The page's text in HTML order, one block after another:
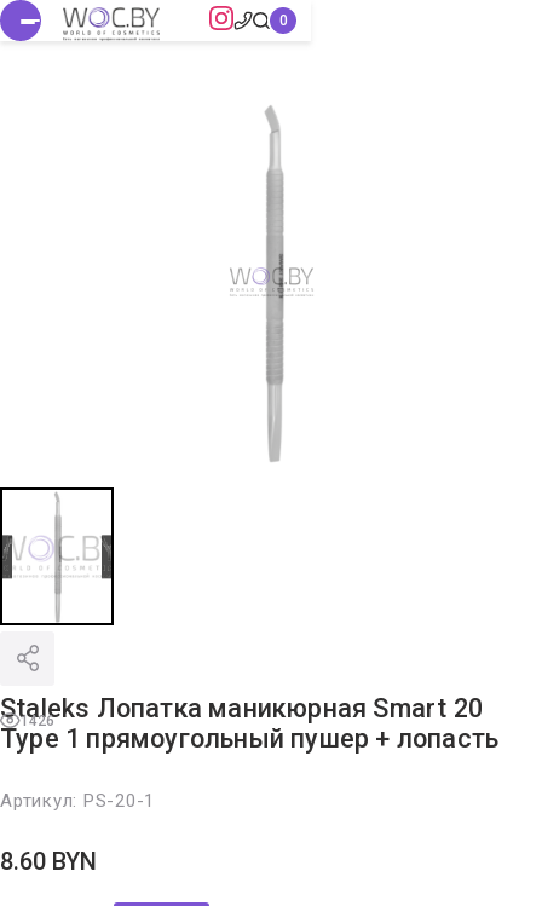
1426
Staleks Лопатка маникюрная Smart 20
Type 1 прямоугольный пушер + лопасть
Артикул: PS-20-1
8.60 BYN